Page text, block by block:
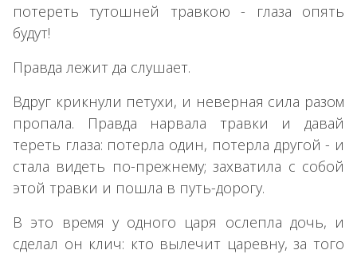
потереть тутошней травкою - глаза опять
будут!
Правда лежит да слушает.
Вдруг крикнули петухи, и неверная сила разом
пропала. Правда нарвала травки и давай
тереть глаза: потерла один, потерла другой - и
стала видеть по-прежнему; захватила с собой
этой травки и пошла в путь-дорогу.
В это время у одного царя ослепла дочь, и
сделал он клич: кто вылечит царевну, за того